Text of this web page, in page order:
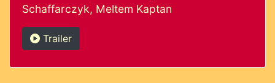
Schaffarczyk, Meltem Kaptan
Trailer